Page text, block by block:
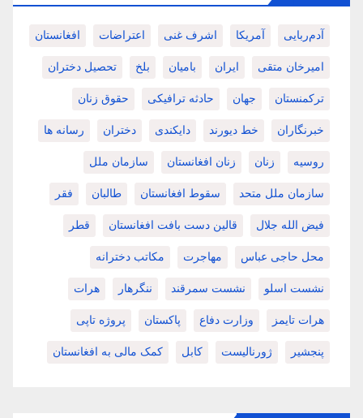
آدم‌ربایی آمریکا اشرف غنی اعتراضات افغانستان
امیرخان متقی ایران بامیان بلخ تحصیل دختران
ترکمنستان جهان حادثه ترافیکی حقوق زنان
خبرنگاران خط دیورند دایکندی دختران رسانه ها
روسیه زنان زنان افغانستان سازمان ملل
سازمان ملل متحد سقوط افغانستان طالبان فقر
فیض الله جلال قالین دست بافت افغانستان قطر
محل حاجی عباس مهاجرت مکاتب دخترانه
نشست اسلو نشست سمرقند ننگرهار هرات
هرات تایمز وزارت دفاع پاکستان پروژه تاپی
پنجشیر ژورنالیست کابل کمک مالی به افغانستان